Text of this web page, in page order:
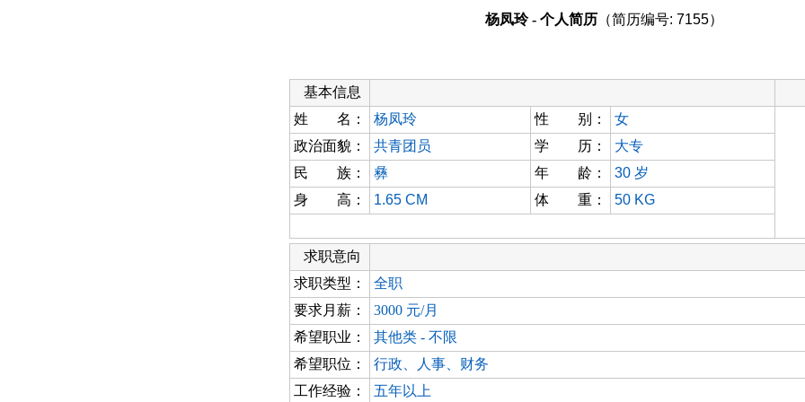
杨凤玲 - 个人简历（简历编号: 7155）
基本信息
姓 名：
杨凤玲 性 别：
女
政治面貌：
共青团员 学 历：
大专
民 族：
彝 年 龄： 30 岁
身 高：
1.65 CM 体 重： 50 KG
求职意向
求职类型：
全职
要求月薪：
3000 元/月
希望职业：
其他类 - 不限
希望职位：
行政、人事、财务
工作经验：
五年以上